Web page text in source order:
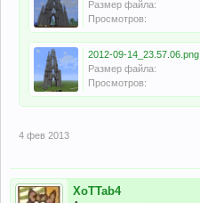
Размер файла:
Просмотров:
2012-09-14_23.57.06.png
Размер файла:
Просмотров:
4 фев 2013
XoTTab4